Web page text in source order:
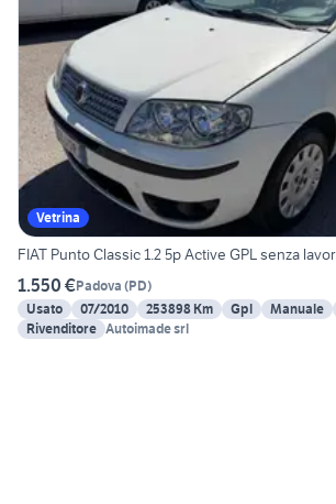
Vetrina
FIAT Punto Classic 1.2 5p Active GPL senza lavor
1.550 €Padova (PD)
Usato
07/2010 253898 Km Gpl Manuale
Rivenditore Autoimade srl